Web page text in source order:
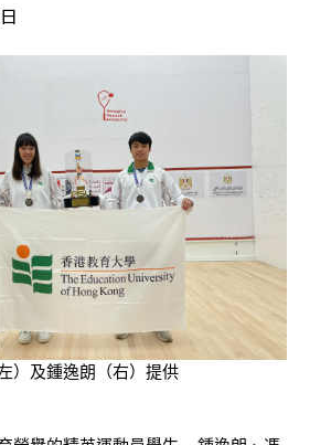
）及鍾逸朗（右）提供